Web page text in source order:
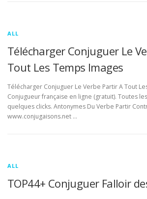
ALL
Télécharger Conjuguer Le
Tout Les Temps Images
Télécharger Conjuguer Le Verbe Partir A Tout
Conjugueur française en ligne (gratuit). Toutes
quelques clicks. Antonymes Du Verbe Partir
www.conjugaisons.net …
ALL
TOP44+ Conjuguer Falloir